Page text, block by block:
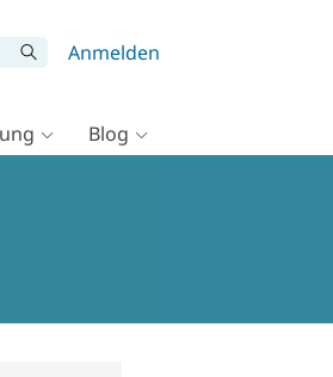
Anmelden
Blog